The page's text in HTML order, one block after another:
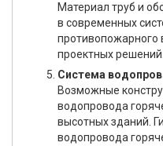
Материал труб и
в современных
проектных решений.
Система
Возможные
водопровода
высотных зданий.
водопровода